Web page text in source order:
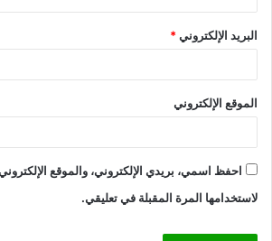
البريد الإلكتروني*
الموقع الإلكتروني
احفظ اسمي، بريدي الإلكتروني، والموقع
لاستخدامها المرة المقبلة في تعليقي.